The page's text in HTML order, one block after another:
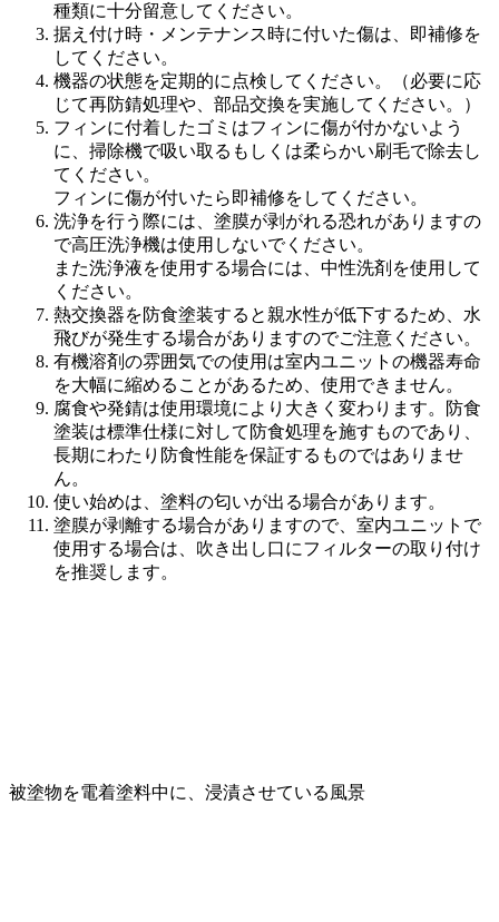
種類に十分留意してください。
据え付け時・メンテナンス時に付いた傷は、即補修を
してください。
機器の状態を定期的に点検してください。（必要に応
じて再防錆処理や、部品交換を実施してください。）
フィンに付着したゴミはフィンに傷が付かないよう
に、掃除機で吸い取るもしくは柔らかい刷毛で除去し
てください。
フィンに傷が付いたら即補修をしてください。
洗浄を行う際には、塗膜が剥がれる恐れがありますの
で高圧洗浄機は使用しないでください。
また洗浄液を使用する場合には、中性洗剤を使用して
ください。
熱交換器を防食塗装すると親水性が低下するため、水
飛びが発生する場合がありますのでご注意ください。
有機溶剤の雰囲気での使用は室内ユニットの機器寿命
を大幅に縮めることがあるため、使用できません。
腐食や発錆は使用環境により大きく変わります。防食
塗装は標準仕様に対して防食処理を施すものであり、
長期にわたり防食性能を保証するものではありませ
ん。
使い始めは、塗料の匂いが出る場合があります。
塗膜が剥離する場合がありますので、室内ユニットで
使用する場合は、吹き出し口にフィルターの取り付け
を推奨します。
被塗物を電着塗料中に、浸漬させている風景